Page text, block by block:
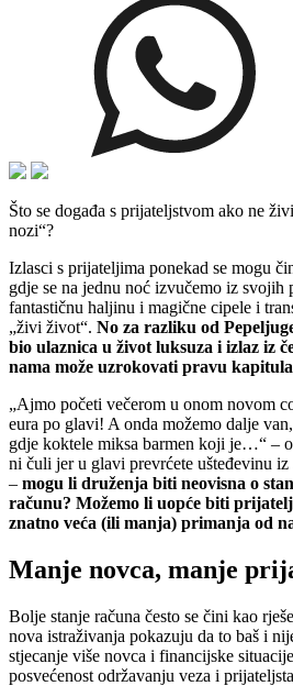
Što se događa s prijateljstvom ako ne
nozi“?
Izlasci s prijateljima ponekad se mogu
gdje se na jednu noć izvučemo iz svojih
fantastičnu haljinu i magične cipele i
„živi život“. No za razliku od
bio ulaznica u život luksuza i izlaz iz
nama može uzrokovati pravu
„Ajmo početi večerom u onom novom
eura po glavi! A onda možemo dalje
gdje koktele miksa barmen koji je…“ –
ni čuli jer u glavi prevrćete ušteđevinu iz
– mogu li druženja biti neovisna o
računu? Možemo li uopće biti
znatno veća (ili manja) primanja od
Manje novca, manje
Bolje stanje računa često se čini kao
nova istraživanja pokazuju da to baš i
stjecanje više novca i financijske
posvećenost održavanju veza i